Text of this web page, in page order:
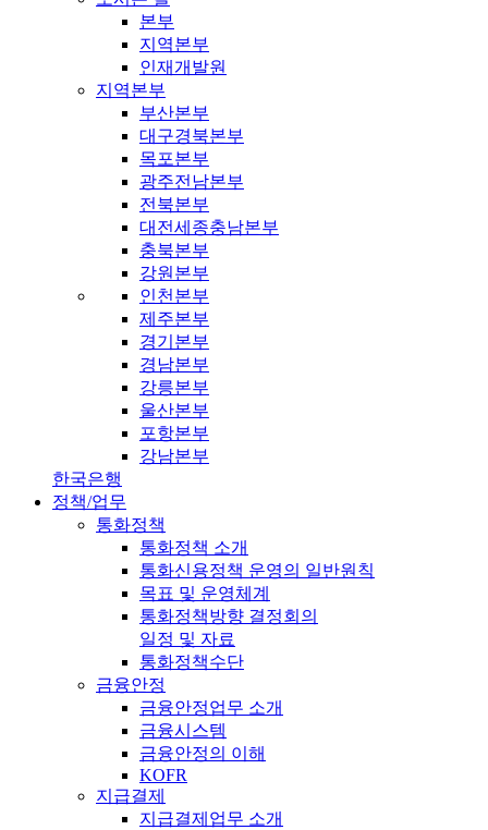
본부
지역본부
인재개발원
지역본부
부산본부
대구경북본부
목포본부
광주전남본부
전북본부
대전세종충남본부
충북본부
강원본부
인천본부
제주본부
경기본부
경남본부
강릉본부
울산본부
포항본부
강남본부
한국은행
정책/업무
통화정책
통화정책 소개
통화신용정책 운영의 일반원칙
목표 및 운영체계
통화정책방향 결정회의
일정 및 자료
통화정책수단
금융안정
금융안정업무 소개
금융시스템
금융안정의 이해
KOFR
지급결제
지급결제업무 소개